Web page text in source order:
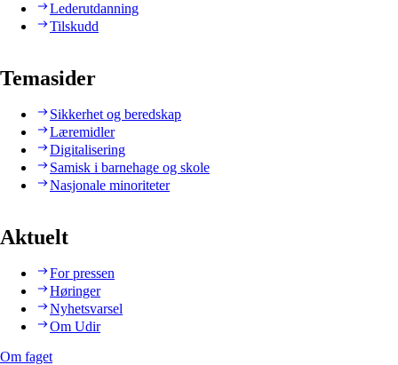
Lederutdanning
Tilskudd
Temasider
Sikkerhet og beredskap
Læremidler
Digitalisering
Samisk i barnehage og skole
Nasjonale minoriteter
Aktuelt
For pressen
Høringer
Nyhetsvarsel
Om Udir
Om faget